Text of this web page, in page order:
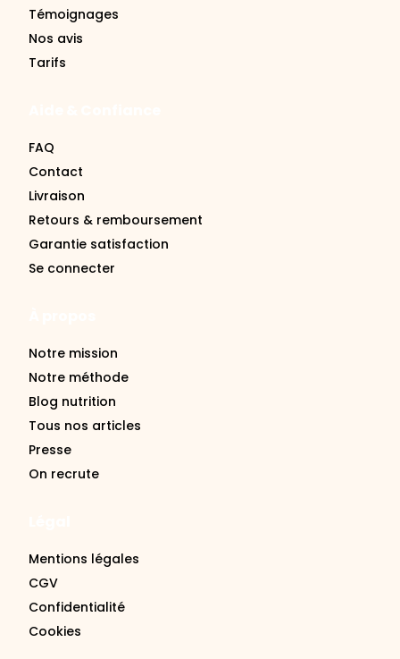
Témoignages
Nos avis
Tarifs
FAQ
Contact
Livraison
Retours & remboursement
Garantie satisfaction
Se connecter
Notre mission
Notre méthode
Blog nutrition
Tous nos articles
Presse
On recrute
Mentions légales
CGV
Confidentialité
Cookies